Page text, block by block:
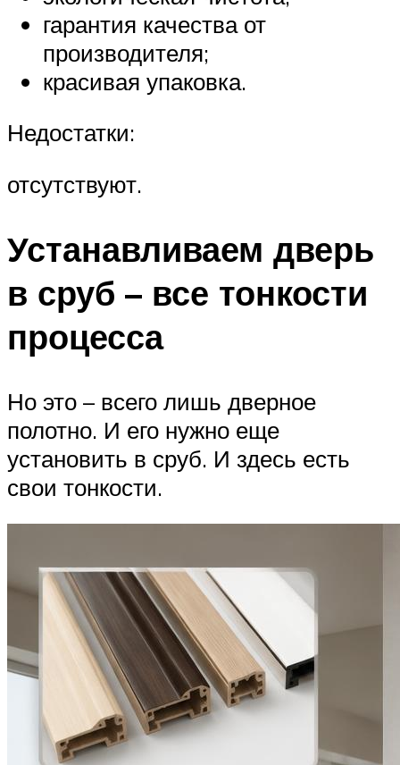
гарантия качества от
производителя;
красивая упаковка.
Недостатки:
отсутствуют.
Устанавливаем дверь
в сруб – все тонкости
процесса
Но это – всего лишь дверное
полотно. И его нужно еще
установить в сруб. И здесь есть
свои тонкости.